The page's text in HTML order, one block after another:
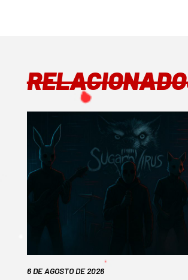
6 DE AGOSTO DE 2026